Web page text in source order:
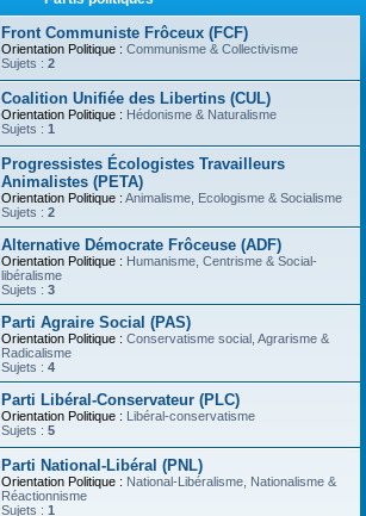
Front Communiste Frôceux (FCF)
Orientation Politique : Communisme & Collectivisme
Sujets : 2
Coalition Unifiée des Libertins (CUL)
Orientation Politique : Hédonisme & Naturalisme
Sujets : 1
Progressistes Écologistes Travailleurs
Animalistes (PETA)
Orientation Politique : Animalisme, Ecologisme & Socialisme
Sujets : 2
Alternative Démocrate Frôceuse (ADF)
Orientation Politique : Humanisme, Centrisme & Social-
libéralisme
Sujets : 3
Parti Agraire Social (PAS)
Orientation Politique : Conservatisme social, Agrarisme &
Radicalisme
Sujets : 4
Parti Libéral-Conservateur (PLC)
Orientation Politique : Libéral-conservatisme
Sujets : 5
Parti National-Libéral (PNL)
Orientation Politique : National-Libéralisme, Nationalisme &
Réactionnisme
Sujets : 1